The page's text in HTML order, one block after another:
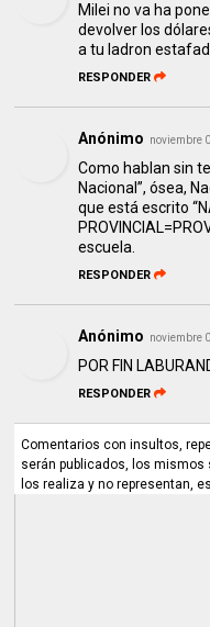
Milei no va ha
devolver los
a tu ladron
RESPONDER
Anónimo noviembre
Como hablan sin
Nacional”, ósea,
que está escrito
escuela.
RESPONDER
Anónimo noviembre
POR FIN
RESPONDER
Comentarios con insultos,
serán publicados, los mismos
los realiza y no representan,